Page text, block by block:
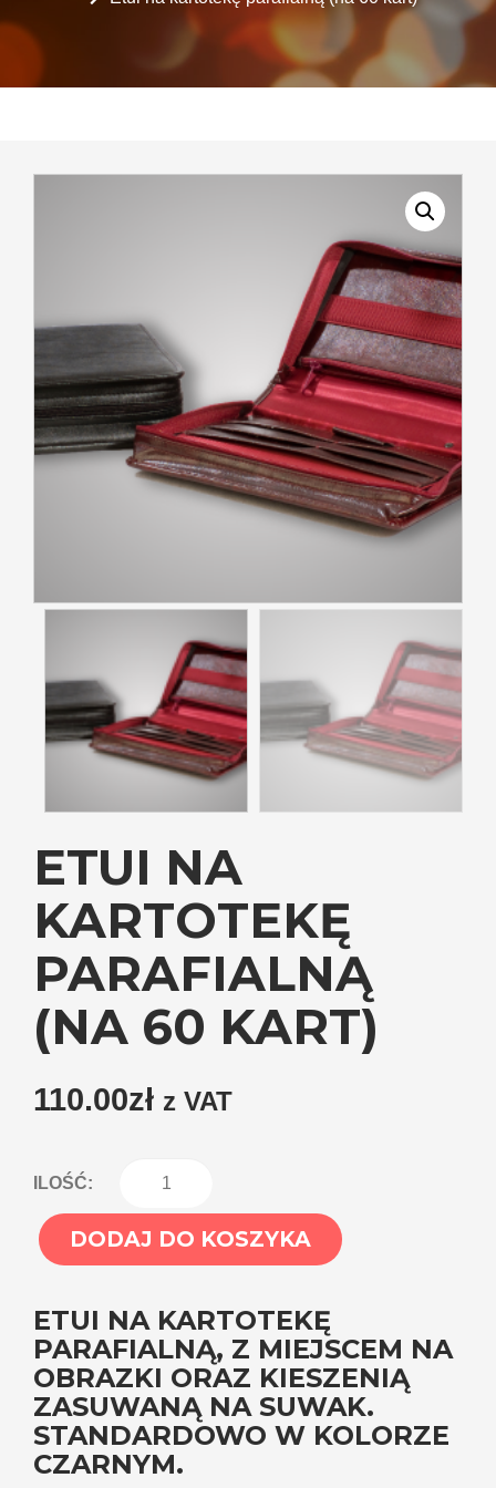
ETUI NA
KARTOTEKĘ
PARAFIALNĄ
(NA 60 KART)
110.00zł z VAT
ILOŚĆ:
Etui
parafialną
(na
60
kart)
DODAJ DO KOSZYKA
ETUI NA KARTOTEKĘ
PARAFIALNĄ, Z MIEJSCEM NA
OBRAZKI ORAZ KIESZENIĄ
ZASUWANĄ NA SUWAK.
STANDARDOWO W KOLORZE
CZARNYM.